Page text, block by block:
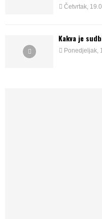
Četvrtak,
Kakva je
Ponedjeljak,